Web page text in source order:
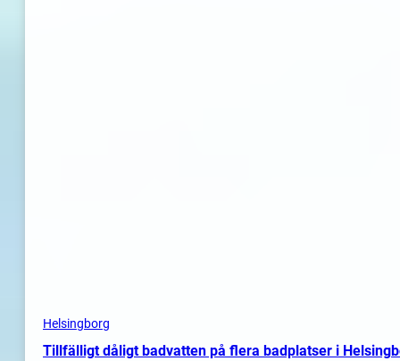
Helsingborg
Tillfälligt dåligt badvatten på flera badplatser i